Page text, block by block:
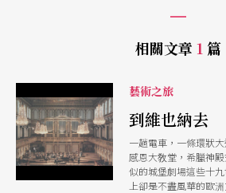
相關文章 1 篇
藝術之旅
到維也納去
一趟電車，一條環狀
感恩大敎堂，希臘神
似的城堡劇場這些十
上卻是不盡風華的歐